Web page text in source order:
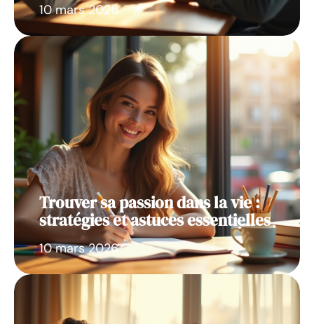
10 mars 2026
Trouver sa passion dans la vie :
stratégies et astuces essentielles
10 mars 2026